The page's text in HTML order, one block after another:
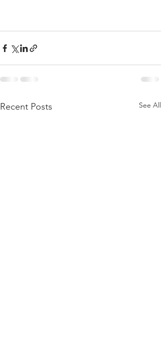
Recent Posts See All